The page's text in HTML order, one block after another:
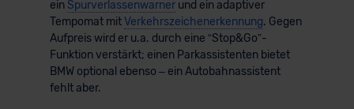
ein Spurverlassenwarnerund ein adaptiver
Tempomat mitVerkehrszeichenerkennung. Gegen
Aufpreis wird er u.a. durch eine “Stop&Go”-
Funktion verstärkt; einen Parkassistenten bietet
BMW optional ebenso – ein Autobahnassistent
fehlt aber.